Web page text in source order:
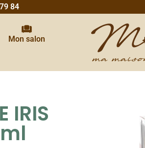
84
Mon salon
IRIS